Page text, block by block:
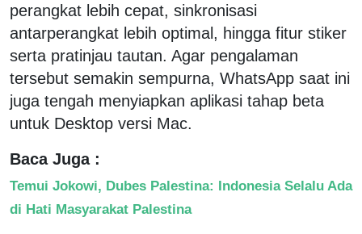
perangkat lebih cepat, sinkronisasi
antarperangkat lebih optimal, hingga fitur stiker
serta pratinjau tautan. Agar pengalaman
tersebut semakin sempurna, WhatsApp saat ini
juga tengah menyiapkan aplikasi tahap beta
untuk Desktop versi Mac.
Baca Juga :
Temui Jokowi, Dubes Palestina: Indonesia Selalu Ada
di Hati Masyarakat Palestina